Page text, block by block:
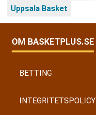
Uppsala Basket
OM BASKETPLUS.SE
BETTING
INTEGRITETSPOLICY